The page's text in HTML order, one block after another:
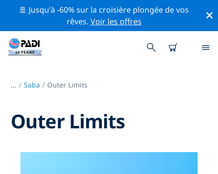
🚢 Jusqu'à -60% sur la croisière plongée de vos
rêves. Voir les offres
... / Saba Outer Limits
Outer Limits